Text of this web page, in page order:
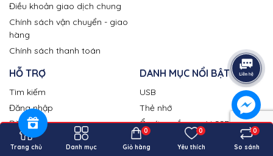
Điều khoản giao dịch chung
Chính sách vận chuyển - giao
hàng
Chính sách thanh toán
HỖ TRỢ
Tìm kiếm
Đăng nhập
Đăng ký
Giỏ hàng
DANH MỤC NỔI BẬT
USB
Thẻ nhớ
Ổ cứng gắn ngoài SSD
Ổ cứng gắn ngoài HDD
Trang chủ Danh mục Giỏ hàng
0
Yêu thích
0
So sánh
0